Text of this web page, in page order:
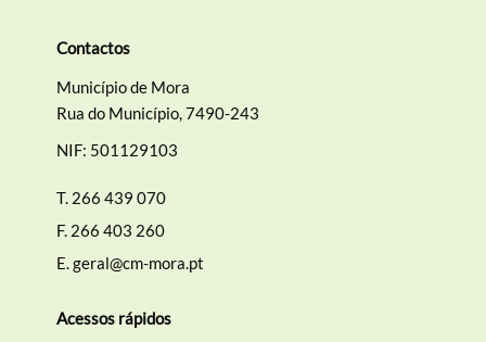
Contactos
Município de Mora
Rua do Município, 7490-243
NIF: 501129103
T. 266 439 070
F. 266 403 260
E.geral@cm-mora.pt
Acessos rápidos